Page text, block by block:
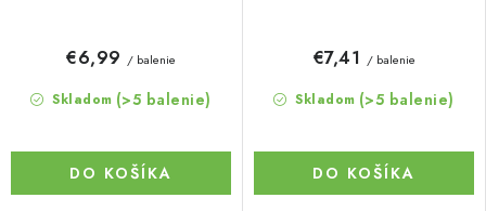
Skladom (>5 balenie)
€6,99 / balenie
DO KOŠÍKA
Skladom (>5 balenie)
€7,41 / balenie
DO KOŠÍKA